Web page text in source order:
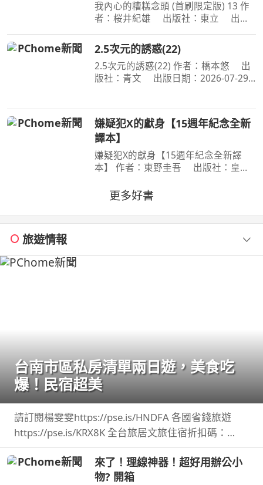
我內心的糟糕念頭 (首刷限定版) 13 作
者：桜井紀雄 出版社：東立 出版
開始同居？時間是測驗即將到來的寒
假。京太郎居然面臨得到山田家寄住的
狀況！住在同一個屋簷
2.5次元的誘惑(22)
2.5次元的誘惑(22) 作者：橋本悠 出
版社：青文 出版日期：2026-07-29
了暑假集訓，不過奧村卻暗自煩惱著，
懷疑自己是否變成了
嫌疑犯X的獻身【15週年紀念全新
譯本】
嫌疑犯X的獻身【15週年紀念全新譯
本】 作者：東野圭吾 出版社：皇冠
00:00:00 有一種愛情，永遠不會說出
「我愛妳」， 卻比任何關係都更刻骨
銘心…… 東野圭吾：在本格推理的
更多好書
旅遊情報
台南市區私房清單兩日遊，美食吃
爆！民宿超美
請訂閱楊雯雯https://pse.is/HNDFA 各國省錢旅遊
https://pse.is/KRX8K 全台旅居文旅住宿折扣碼：
NANCY ...
來了！理線神器！超好用辦公小
物? 開箱